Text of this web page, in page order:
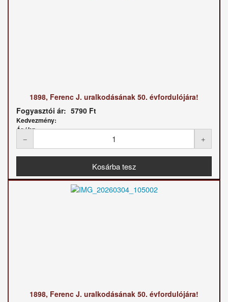
1898, Ferenc J. uralkodásának 50. évfordulójára!
Fogyasztói ár: 5790 Ft
Kedvezmény:
Ár / kg:
1898, Ferenc J. uralkodásának 50. évfordulójára!